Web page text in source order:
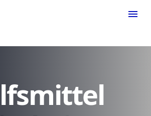
menu